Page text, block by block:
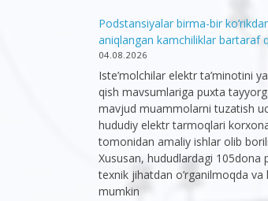
Podstansiyalar birma-bir
aniqlangan kamchiliklar bartaraf
04.08.2026
Iste’molchilar elektr ta’minotini
qish mavsumlariga puxta
mavjud muammolarni tuzatish
hududiy elektr tarmoqlari
tomonidan amaliy ishlar olib
Xususan, hududlardagi 105dona
texnik jihatdan o’rganilmoqda va
mumkin